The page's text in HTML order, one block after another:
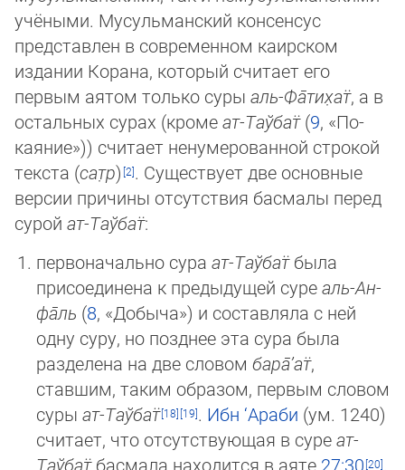
учёными. Мусульманский кон­сен­сус
представлен в современном каирском
издании Корана, который считает его
первым аятом только суры аль-Фа̄­ти­х̣ат̈, а в
ос­тальных сурах (кромеат-Таў­бат̈(9, «По­
кая­ние»)) считает ненумерованной строкой
текста (сат̣р)
. Существует две ос­нов­ные
версии причины отсутствия басмалы перед
сурой ат-Таў­бат̈:
первоначально сура ат-Таў­бат̈была
присоединена к предыдущей суреаль-Ан­
фа̄ль (8, «До­бы­ча») и составляла с ней
одну суру, но позднее эта сура была
разделена на две словом бара̄’ат̈,
ставшим, таким образом, первым словом
суры ат-Таў­бат̈ . Ибн ‘Араби (ум. 1240)
считает, что отсутствующая в суреат-
Таў­бат̈басмала находится в аяте 27:30
.